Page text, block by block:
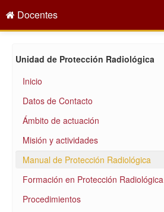
Docentes
Formación y Evaluación
Seprus
Acción Social
Unidad de Protección Radiológica
Inicio
Datos de Contacto
Ámbito de actuación
Misión y actividades
Manual de Protección Radiológica
Formación en Protección Radiológica
Procedimientos